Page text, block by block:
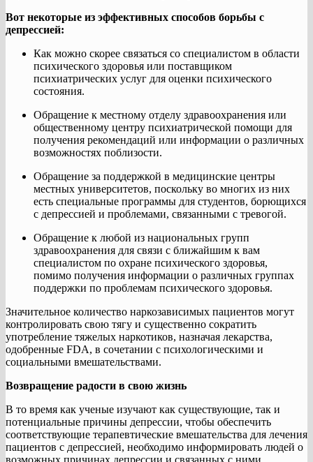
Вот некоторые из эффективных способов борьбы с
депрессией:
Как можно скорее связаться со специалистом в области
психического здоровья или поставщиком
психиатрических услуг для оценки психического
состояния.
Обращение к местному отделу здравоохранения или
общественному центру психиатрической помощи для
получения рекомендаций или информации о различных
возможностях поблизости.
Обращение за поддержкой в ​​медицинские центры
местных университетов, поскольку во многих из них
есть специальные программы для студентов, борющихся
с депрессией и проблемами, связанными с тревогой.
Обращение к любой из национальных групп
здравоохранения для связи с ближайшим к вам
специалистом по охране психического здоровья,
помимо получения информации о различных группах
поддержки по проблемам психического здоровья.
Значительное количество наркозависимых пациентов могут
контролировать свою тягу и существенно сократить
употребление тяжелых наркотиков, назначая лекарства,
одобренные FDA, в сочетании с психологическими и
социальными вмешательствами.
Возвращение радости в свою жизнь
В то время как ученые изучают как существующие, так и
потенциальные причины депрессии, чтобы обеспечить
соответствующие терапевтические вмешательства для лечения
пациентов с депрессией, необходимо информировать людей о
возможных причинах депрессии и связанных с ними